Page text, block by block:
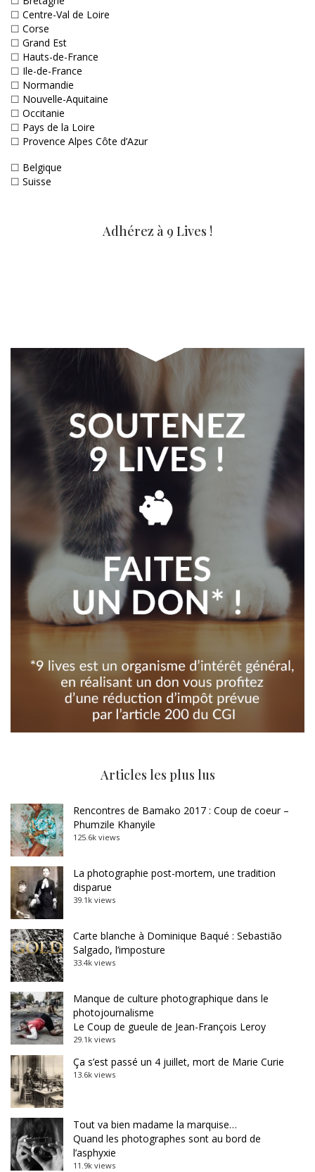
☐ Centre-Val de Loire
☐ Corse
☐ Grand Est
☐ Hauts-de-France
☐ Ile-de-France
☐ Normandie
☐ Nouvelle-Aquitaine
☐ Occitanie
☐ Pays de la Loire
☐ Provence Alpes Côte d’Azur
☐ Belgique
☐ Suisse
Adhérez à 9 Lives !
Articles les plus lus
Rencontres de Bamako 2017 : Coup de coeur –
Phumzile Khanyile
125.6k views
La photographie post-mortem, une tradition
disparue
39.1k views
Carte blanche à Dominique Baqué : Sebastião
Salgado, l’imposture
33.4k views
Manque de culture photographique dans le
photojournalisme
Le Coup de gueule de Jean-François Leroy
29.1k views
Ça s’est passé un 4 juillet, mort de Marie Curie
13.6k views
Tout va bien madame la marquise…
Quand les photographes sont au bord de
l’asphyxie
11.9k views